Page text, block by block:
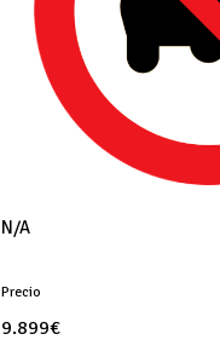
N/A
Precio
9.899€